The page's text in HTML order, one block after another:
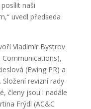
naši
uvedl předseda
Vladimír Bystrov
Communications),
(Ewing PR) a
Složení revizní rady
členy jsou i nadále
Frýdl (AC&C